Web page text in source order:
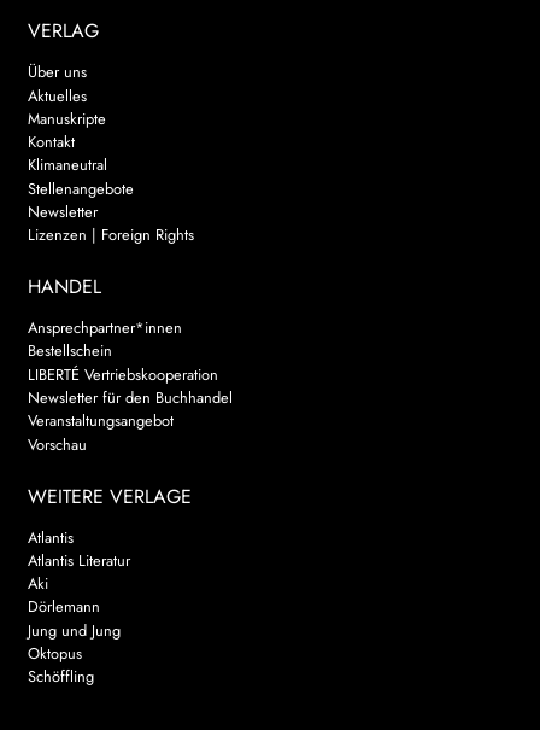
VERLAG
Über uns
Aktuelles
Manuskripte
Kontakt
Klimaneutral
Stellenangebote
Newsletter
Lizenzen | Foreign Rights
HANDEL
Ansprechpartner*innen
Bestellschein
LIBERTÉ Vertriebskooperation
Newsletter für den Buchhandel
Veranstaltungsangebot
Vorschau
WEITERE VERLAGE
Atlantis
Atlantis Literatur
Aki
Dörlemann
Jung und Jung
Oktopus
Schöffling